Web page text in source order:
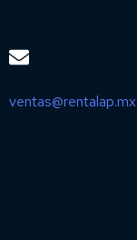
ventas@rentalap.mx